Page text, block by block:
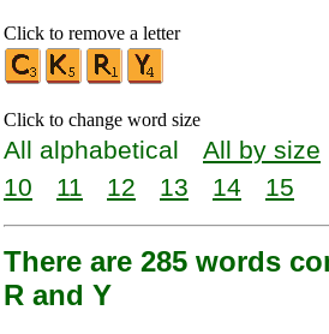
Click to remove a letter
Click to change word size
All alphabetical All by size
10
11 12 13 14 15
There are 285 words
R and Y